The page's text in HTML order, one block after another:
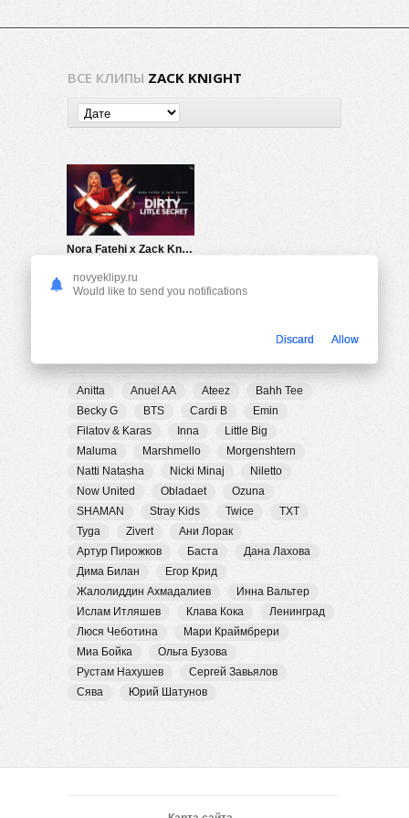
ВСЕ КЛИПЫ ZACK KNIGHT
Nora Fatehi x Zack Knight — Dirty Little Secret
Anitta Anuel AA Ateez
Bahh Tee
Becky G
BTS Cardi B
Emin
Filatov & Karas
Inna
Little Big
Maluma
Marshmello
Morgenshtern
Natti Natasha
Nicki Minaj
Niletto
Now United
Obladaet
Ozuna
SHAMAN
Stray Kids Twice
TXT
Tyga
Zivert
Ани Лорак
Артур Пирожков
Баста
Дана Лахова
Дима Билан
Егор Крид
Жалолиддин Ахмадалиев
Инна Вальтер
Ислам Итляшев
Клава Кока
Ленинград
Люся Чеботина
Мари Краймбрери
Миа Бойка
Ольга Бузова
Рустам Нахушев
Сергей Завьялов
Сява
Юрий Шатунов
novyeklipy.ru
Would like to send you notifications
Discard Allow